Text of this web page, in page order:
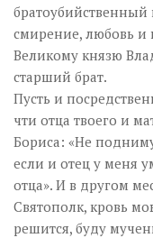
смирение, любовь и
Великому князю
старший брат.
Пусть и
чти отца твоего и
Бориса: «Не
если и отец у меня
отца». И в другом
Святополк, кровь
решится, буду